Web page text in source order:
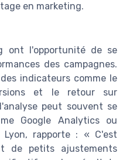
en marketing.
ont l'opportunité de se
des campagnes.
indicateurs comme le
et le retour sur
peut souvent se
Google Analytics ou
Lyon, rapporte : « C'est
de petits ajustements